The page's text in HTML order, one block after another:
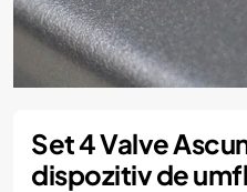
Set 4 Valve
dispozitiv de